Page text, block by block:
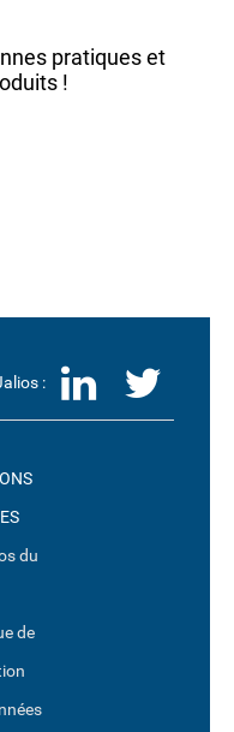
pratiques et
!
:
du
de